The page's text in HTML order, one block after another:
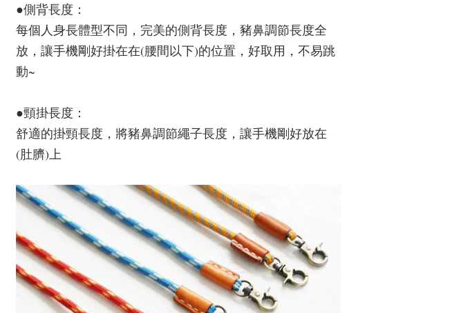
●側背長度：
每個人身長體型不同，完美的側背長度，豬鼻調節長度全
放，讓手機剛好掛在在(腰間以下)的位置，好取用，不易跳
動~
●頸掛長度：
舒適的掛頸長度，將豬鼻調節繩子長度，讓手機剛好放在
(肚臍)上